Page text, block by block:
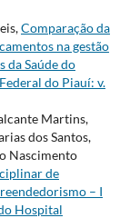
Comparação da
na gestão
da Saúde do
do Piauí: v.
Martins,
dos Santos,
Nascimento
de
– I
Hospital